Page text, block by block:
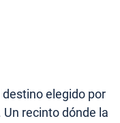
elegido por
Un recinto dónde la